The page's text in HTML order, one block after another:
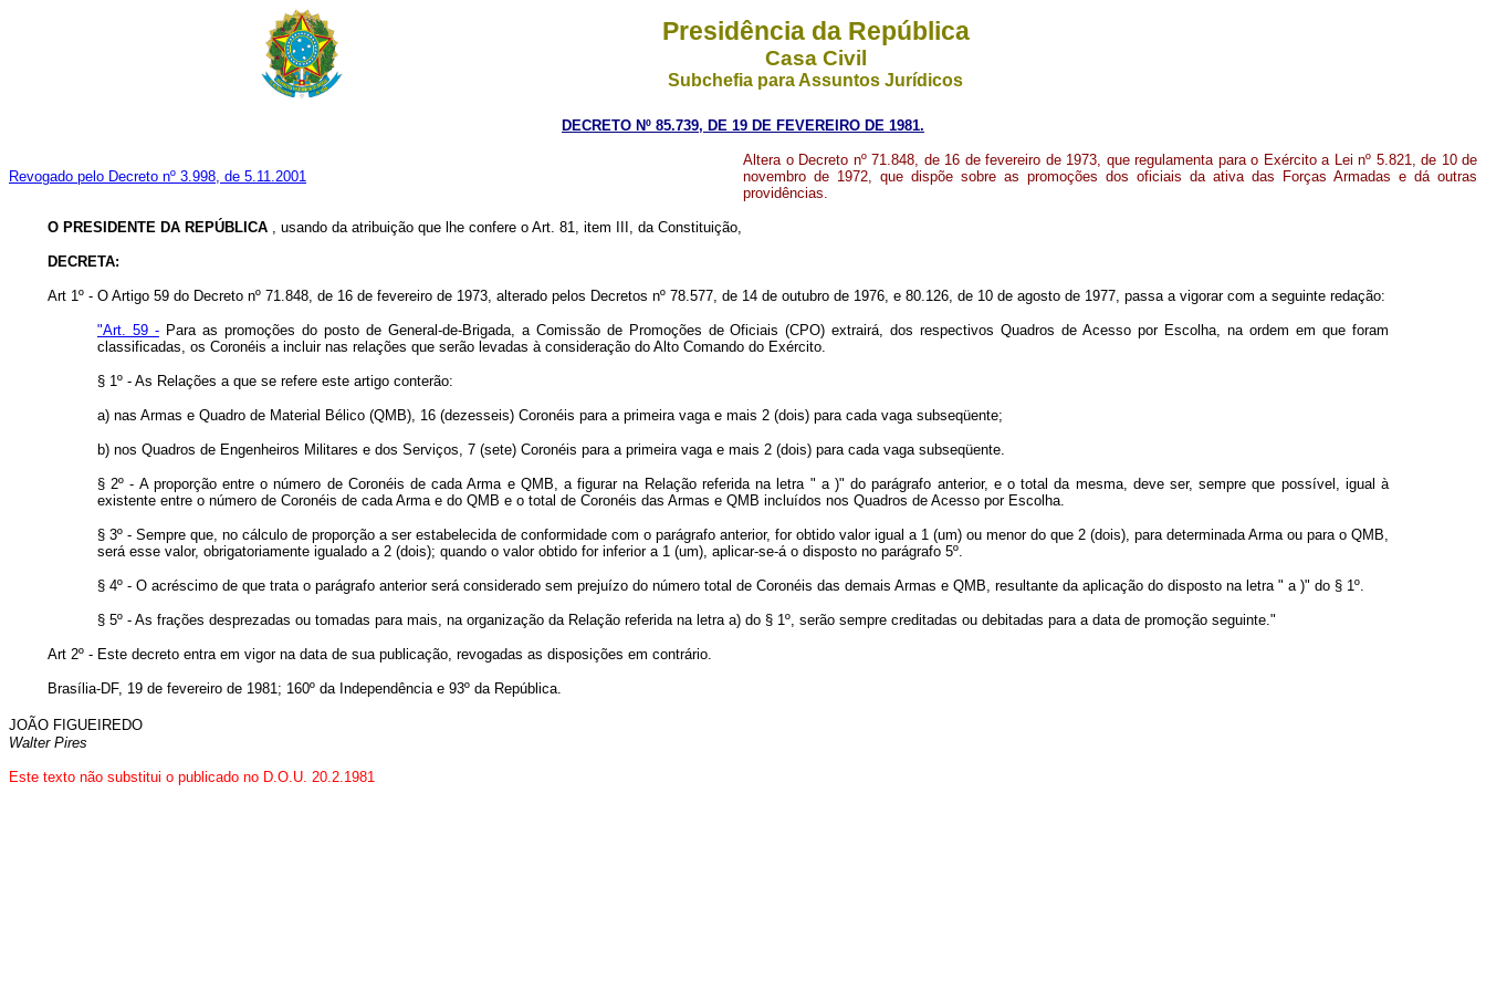
Presidência da República
Casa Civil
Subchefia para Assuntos Jurídicos
DECRETO Nº 85.739, DE 19 DE FEVEREIRO DE 1981.
Revogado pelo Decreto nº 3.998, de 5.11.2001
Altera o Decreto nº 71.848, de 16 de fevereiro de 1973, que regulamenta para o Exército a Lei nº 5.821, de 10 de
novembro de 1972, que dispõe sobre as promoções dos oficiais da ativa das Forças Armadas e dá outras
providências.
O PRESIDENTE DA REPÚBLICA , usando da atribuição que lhe confere o Art. 81, item III, da Constituição,
DECRETA:
Art 1º - O Artigo 59 do Decreto nº 71.848, de 16 de fevereiro de 1973, alterado pelos Decretos nº 78.577, de 14 de outubro de 1976, e 80.126, de 10 de agosto de 1977, passa a vigorar com a seguinte redação:
"Art. 59 -Para as promoções do posto de General-de-Brigada, a Comissão de Promoções de Oficiais (CPO) extrairá, dos respectivos Quadros de Acesso por Escolha, na ordem em que foram
classificadas, os Coronéis a incluir nas relações que serão levadas à consideração do Alto Comando do Exército.
§ 1º - As Relações a que se refere este artigo conterão:
a) nas Armas e Quadro de Material Bélico (QMB), 16 (dezesseis) Coronéis para a primeira vaga e mais 2 (dois) para cada vaga subseqüente;
b) nos Quadros de Engenheiros Militares e dos Serviços, 7 (sete) Coronéis para a primeira vaga e mais 2 (dois) para cada vaga subseqüente.
§ 2º - A proporção entre o número de Coronéis de cada Arma e QMB, a figurar na Relação referida na letra " a )" do parágrafo anterior, e o total da mesma, deve ser, sempre que possível, igual à
existente entre o número de Coronéis de cada Arma e do QMB e o total de Coronéis das Armas e QMB incluídos nos Quadros de Acesso por Escolha.
§ 3º - Sempre que, no cálculo de proporção a ser estabelecida de conformidade com o parágrafo anterior, for obtido valor igual a 1 (um) ou menor do que 2 (dois), para determinada Arma ou para o QMB,
será esse valor, obrigatoriamente igualado a 2 (dois); quando o valor obtido for inferior a 1 (um), aplicar-se-á o disposto no parágrafo 5º.
§ 4º - O acréscimo de que trata o parágrafo anterior será considerado sem prejuízo do número total de Coronéis das demais Armas e QMB, resultante da aplicação do disposto na letra " a )" do § 1º.
§ 5º - As frações desprezadas ou tomadas para mais, na organização da Relação referida na letra a) do § 1º, serão sempre creditadas ou debitadas para a data de promoção seguinte."
Art 2º - Este decreto entra em vigor na data de sua publicação, revogadas as disposições em contrário.
Brasília-DF, 19 de fevereiro de 1981; 160º da Independência e 93º da República.
JOÃO FIGUEIREDO
Walter Pires
Este texto não substitui o publicado no D.O.U. 20.2.1981